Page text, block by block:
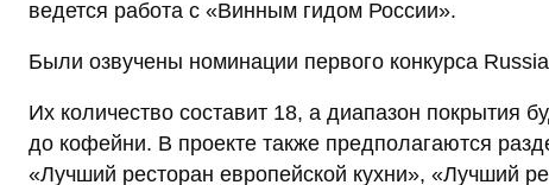
ведется работа с «Винным гидом России».
Были озвучены номинации первого конкурса
Их количество составит 18, а диапазон покрытия
до кофейни. В проекте также предполагаются
«Лучший ресторан европейской кухни», «Лучший